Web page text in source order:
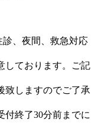
、夜間、救急対応
しております。ご記
致しますのでご了承
付終了30分前までに